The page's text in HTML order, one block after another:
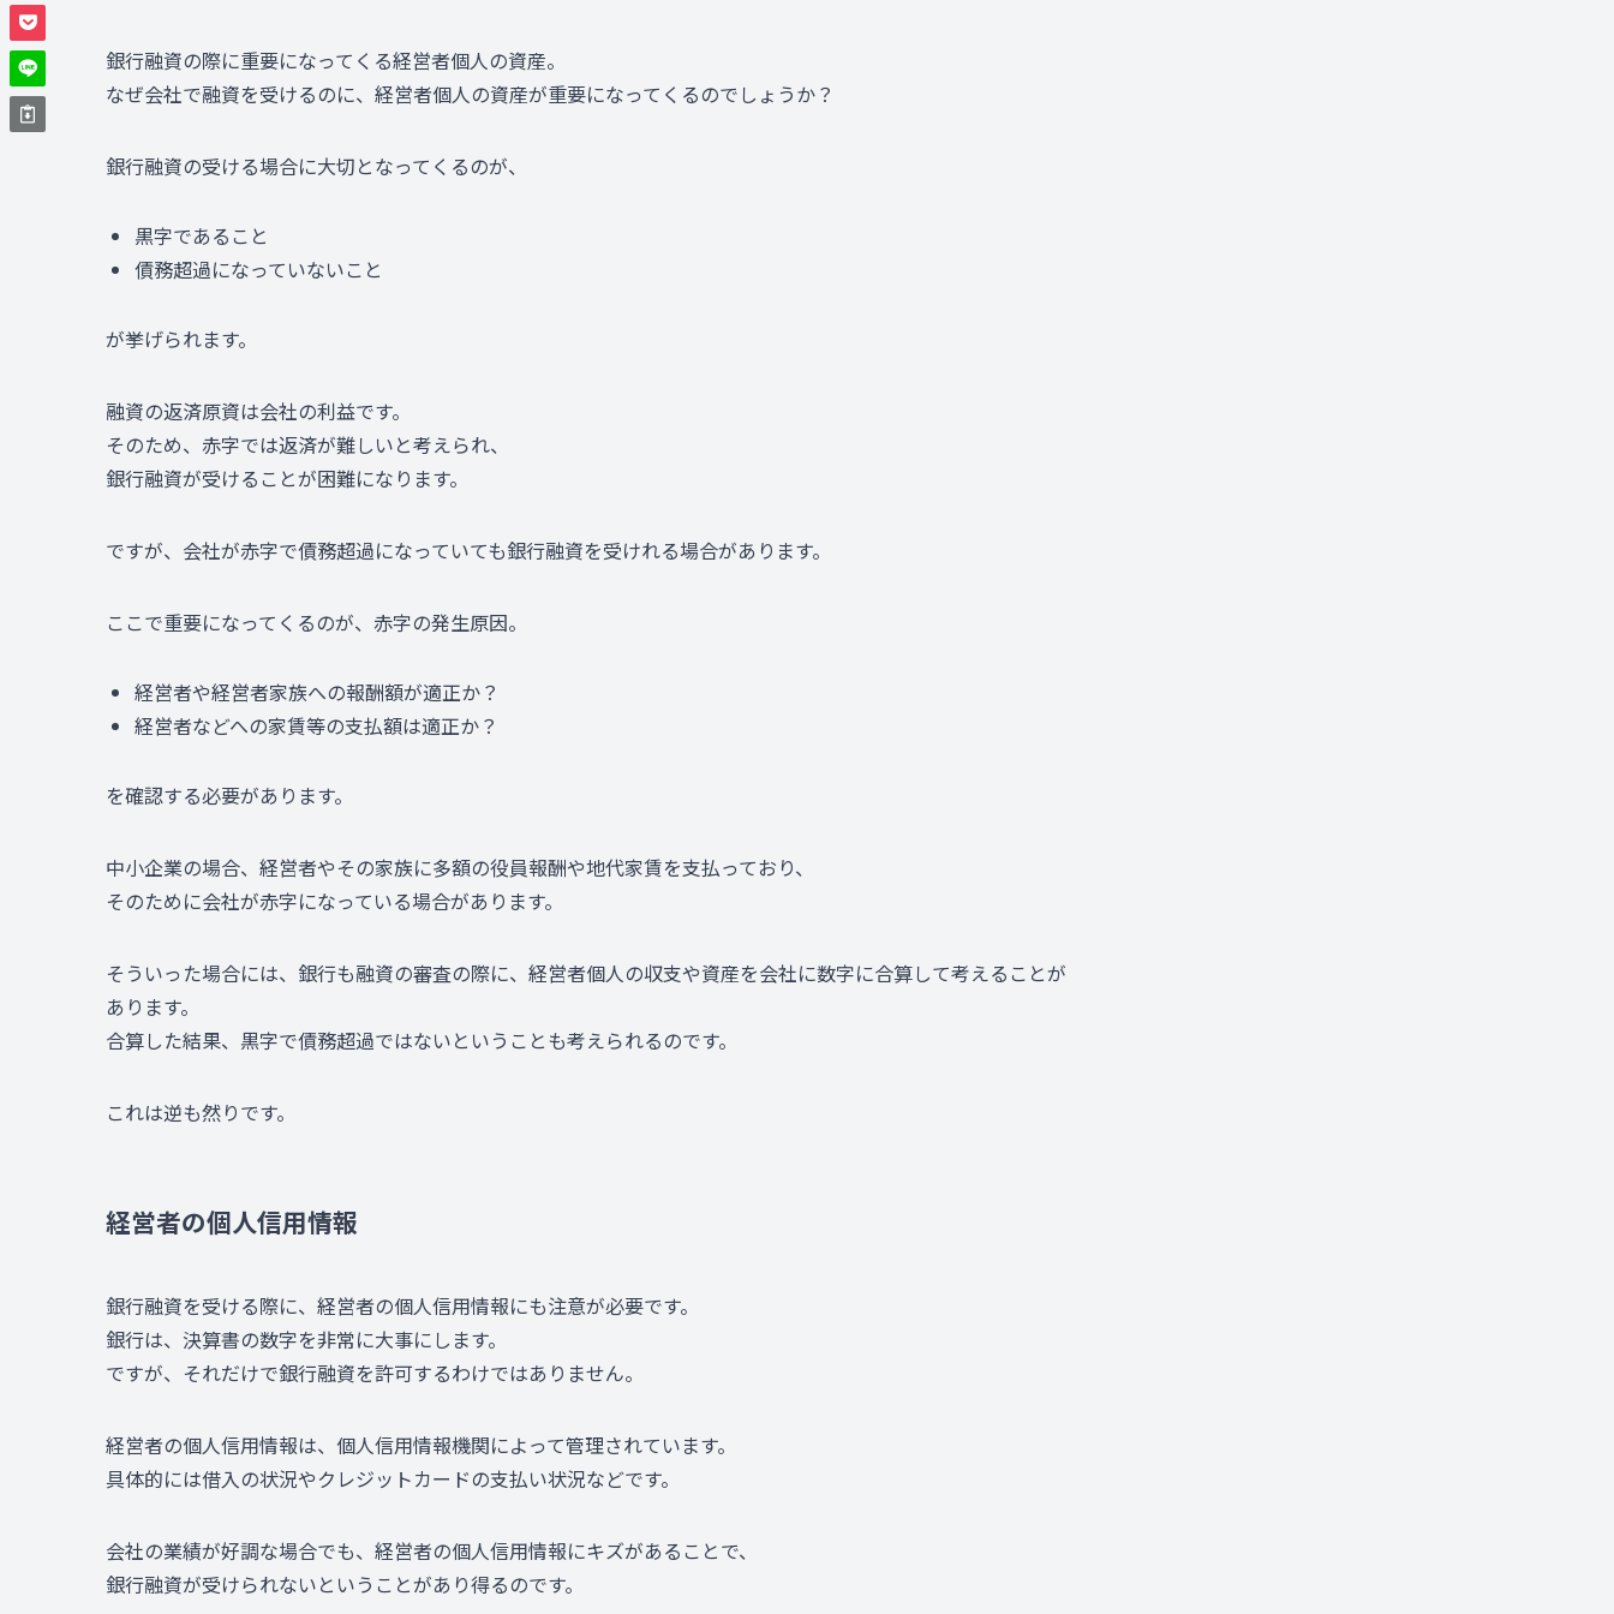
銀行融資の際に重要になってくる経営者個人の資産。
なぜ会社で融資を受けるのに、経営者個人の資産が重要になってくるのでしょうか？
銀行融資の受ける場合に大切となってくるのが、
黒字であること
債務超過になっていないこと
が挙げられます。
融資の返済原資は会社の利益です。
そのため、赤字では返済が難しいと考えられ、
銀行融資が受けることが困難になります。
ですが、会社が赤字で債務超過になっていても銀行融資を受けれる場合があります。
ここで重要になってくるのが、赤字の発生原因。
経営者や経営者家族への報酬額が適正か？
経営者などへの家賃等の支払額は適正か？
を確認する必要があります。
中小企業の場合、経営者やその家族に多額の役員報酬や地代家賃を支払っており、
そのために会社が赤字になっている場合があります。
そういった場合には、銀行も融資の審査の際に、経営者個人の収支や資産を会社に数字に合算して考えることが
あります。
合算した結果、黒字で債務超過ではないということも考えられるのです。
これは逆も然りです。
経営者の個人信用情報
銀行融資を受ける際に、経営者の個人信用情報にも注意が必要です。
銀行は、決算書の数字を非常に大事にします。
ですが、それだけで銀行融資を許可するわけではありません。
経営者の個人信用情報は、個人信用情報機関によって管理されています。
具体的には借入の状況やクレジットカードの支払い状況などです。
会社の業績が好調な場合でも、経営者の個人信用情報にキズがあることで、
銀行融資が受けられないということがあり得るのです。